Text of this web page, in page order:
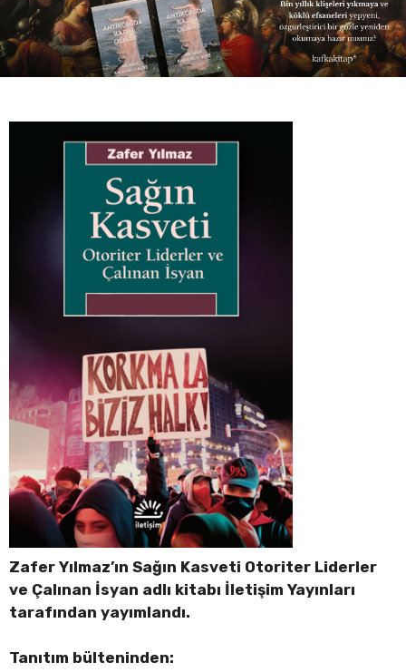
Zafer Yılmaz’ın Sağın Kasveti Otoriter Liderler
ve Çalınan İsyan adlı kitabı İletişim Yayınları
tarafından yayımlandı.
Tanıtım bülteninden: